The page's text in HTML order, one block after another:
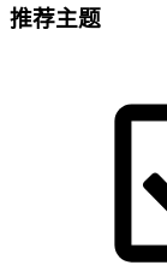
推荐主题